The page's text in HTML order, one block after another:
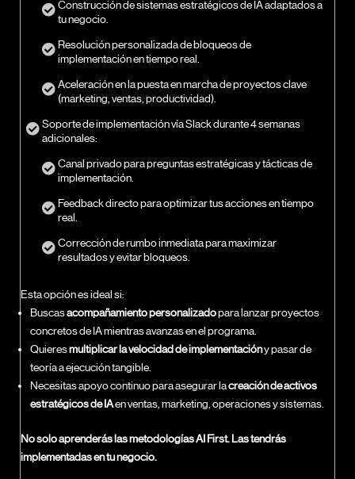
Construcción de sistemas estratégicos de IA adaptados a
tu negocio.
Resolución personalizada de bloqueos de
implementación en tiempo real.
Aceleración en la puesta en marcha de proyectos clave
(marketing, ventas, productividad).
Soporte de implementación vía Slack durante 4 semanas
adicionales:
Canal privado para preguntas estratégicas y tácticas de
implementación.
Feedback directo para optimizar tus acciones en tiempo
real.
Corrección de rumbo inmediata para maximizar
resultados y evitar bloqueos.
Esta opción es ideal si:
Buscasacompañamiento personalizadopara lanzar proyectos
concretos de IA mientras avanzas en el programa.
Quieresmultiplicar la velocidad de implementacióny pasar de
teoría a ejecución tangible.
Necesitas apoyo continuo para asegurar lacreación de activos
estratégicos de IAen ventas, marketing, operaciones y sistemas.
No solo aprenderás las metodologías AI First. Las tendrás
implementadas en tu negocio.